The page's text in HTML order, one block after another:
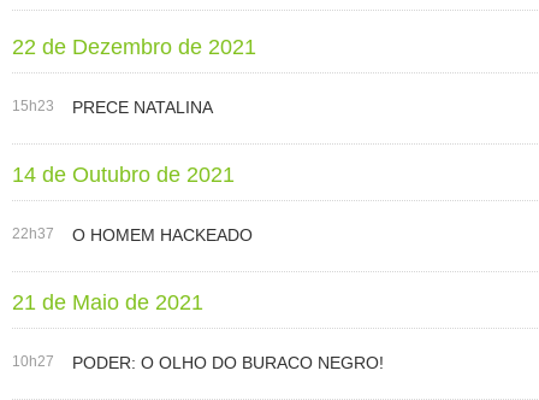
22 de Dezembro de 2021
15h23 PRECE NATALINA
14 de Outubro de 2021
22h37 O HOMEM HACKEADO
21 de Maio de 2021
10h27 PODER: O OLHO DO BURACO NEGRO!